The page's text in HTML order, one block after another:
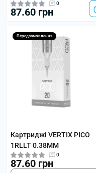
0
87.60 грн
Передзамовлення
Картриджі VERTIX PICO
1RLLT 0.38MM
0
87.60 грн